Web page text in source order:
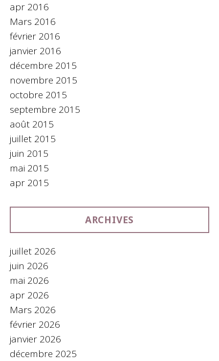
apr 2016
Mars 2016
février 2016
janvier 2016
décembre 2015
novembre 2015
octobre 2015
septembre 2015
août 2015
juillet 2015
juin 2015
mai 2015
apr 2015
ARCHIVES
juillet 2026
juin 2026
mai 2026
apr 2026
Mars 2026
février 2026
janvier 2026
décembre 2025